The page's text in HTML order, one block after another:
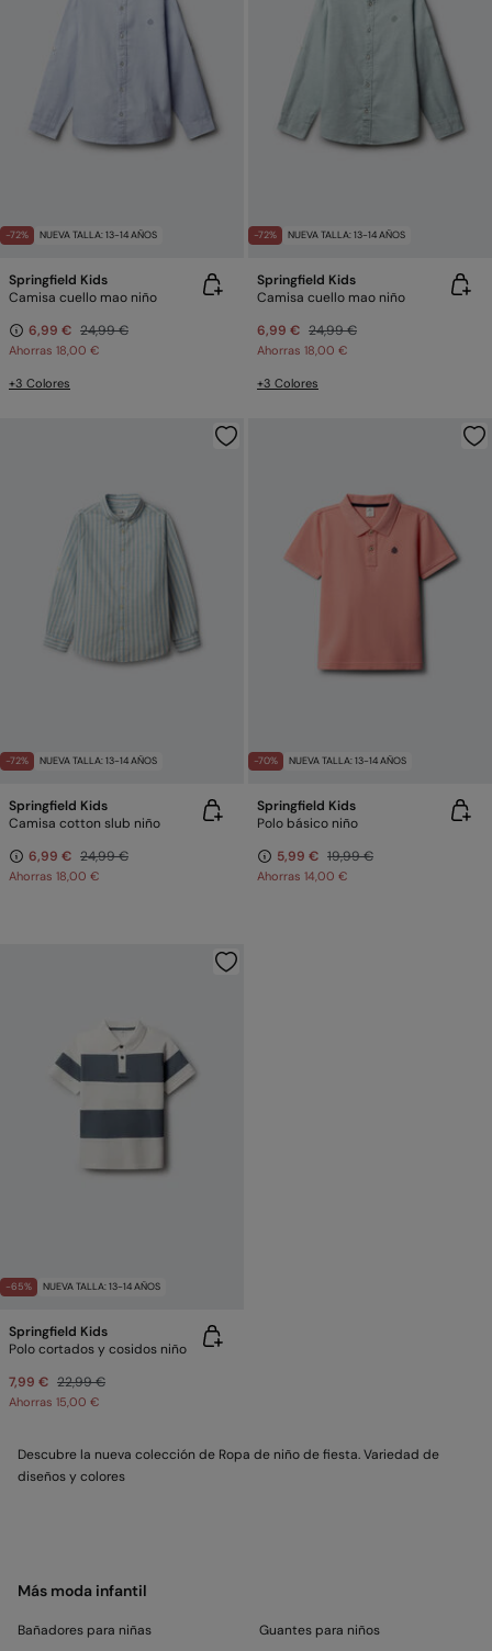
-72% NUEVA TALLA: 13-14 AÑOS
Springfield Kids
Camisa cuello mao niño
6,99 € 24,99 €
Ahorras 18,00 €
+3 Colores
-72% NUEVA TALLA: 13-14 AÑOS
Springfield Kids
Camisa cuello mao niño
6,99 € 24,99 €
Ahorras 18,00 €
+3 Colores
-72% NUEVA TALLA: 13-14 AÑOS
Springfield Kids
Camisa cotton slub niño
6,99 € 24,99 €
Ahorras 18,00 €
-70% NUEVA TALLA: 13-14 AÑOS
Springfield Kids
Polo básico niño
5,99 € 19,99 €
Ahorras 14,00 €
-65% NUEVA TALLA: 13-14 AÑOS
Springfield Kids
Polo cortados y cosidos niño
7,99 € 22,99 €
Ahorras 15,00 €
Descubre la nueva colección de Ropa de niño de fiesta. Variedad de
diseños y colores
Más moda infantil
Bañadores para niñas Guantes para niños